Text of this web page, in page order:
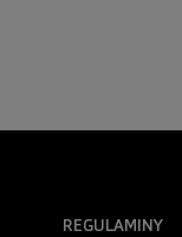
REGULAMINY